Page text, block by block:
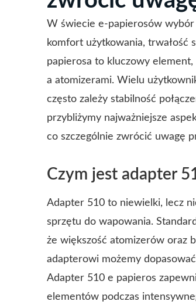
W świecie e-papierosów wybór
komfort użytkowania, trwałość
papierosa to kluczowy
a atomizerami. Wielu
często zależy stabilność
przybliżymy najważniejsze
co szczególnie zwrócić uwagę
Czym jest adapter
Adapter 510 to niewielki, lecz
sprzętu do wapowania.
że większość atomizerów oraz
adapterowi możemy
Adapter 510 e papieros
elementów podczas